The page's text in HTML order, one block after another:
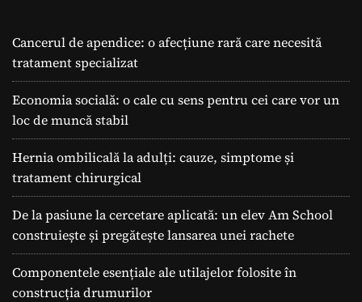
Cancerul de apendice: o afecțiune rară care necesită
tratament specializat
Economia socială: o cale cu sens pentru cei care vor un
loc de muncă stabil
Hernia ombilicală la adulți: cauze, simptome și
tratament chirurgical
De la pasiune la cercetare aplicată: un elev Am School
construiește și pregătește lansarea unei rachete
Componentele esențiale ale utilajelor folosite în
construcția drumurilor